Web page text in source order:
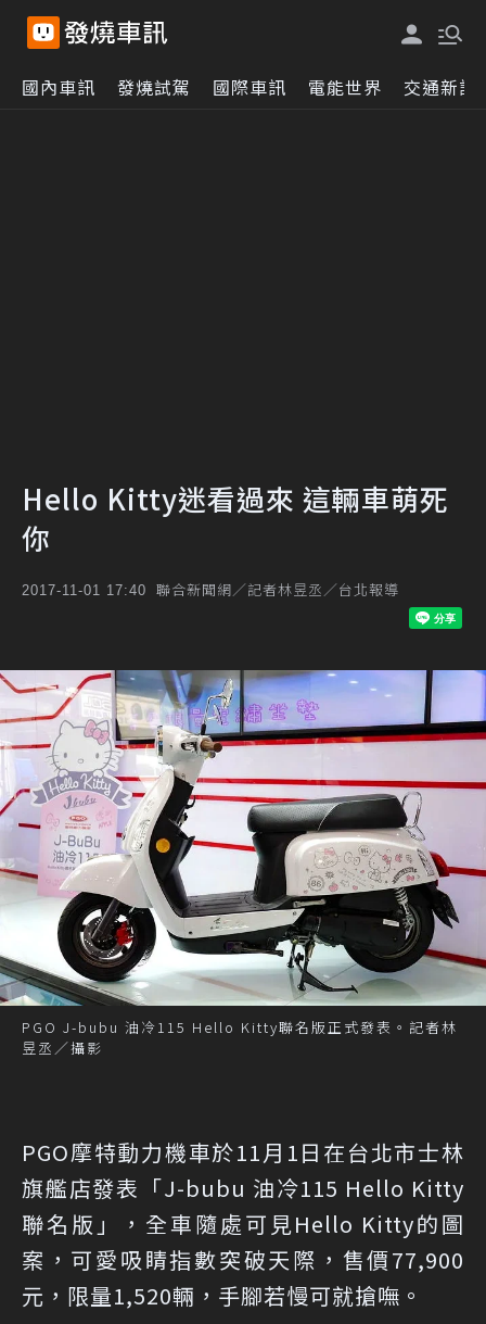
國內車訊 發燒試駕 國際車訊 電能世界 交通新訊
Hello Kitty迷看過來 這輛車萌死
你
2017-11-01 17:40 聯合新聞網／記者林昱丞／台北報導
PGO J-bubu 油冷115 Hello Kitty聯名版正式發表。記者林
昱丞／攝影
PGO摩特動力機車於11月1日在台北市士林
旗艦店發表「J-bubu 油冷115 Hello Kitty
聯名版」，全車隨處可見Hello Kitty的圖
案，可愛吸睛指數突破天際，售價77,900
元，限量1,520輛，手腳若慢可就搶嘸。